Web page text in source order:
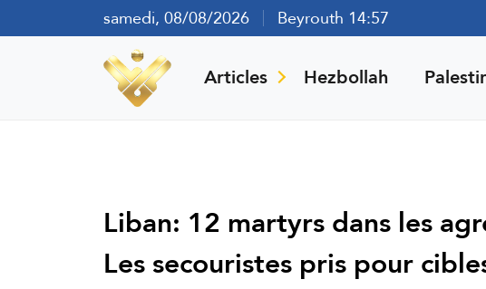
samedi, 08/08/2026 Beyrouth 14:57
Articles Hezbollah
Liban: 12 martyrs dans les
Les secouristes pris pour